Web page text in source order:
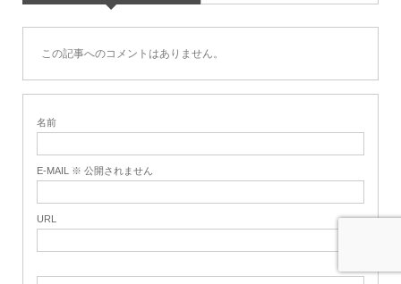
この記事へのコメントはありません。
名前
E-MAIL ※ 公開されません
URL